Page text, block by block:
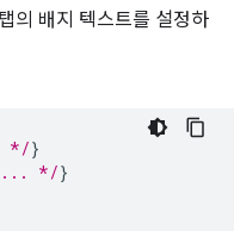
의 배지 텍스트를 설정하
*/}
*/}